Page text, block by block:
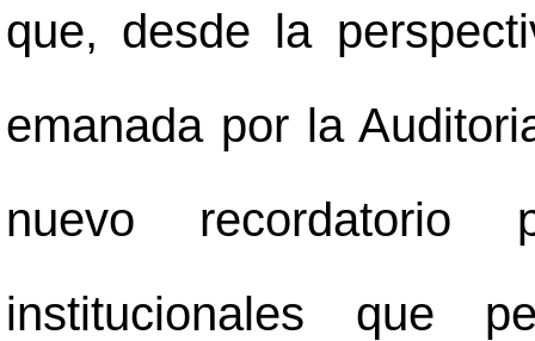
que, desde la
emanada por la
nuevo
institucionales que